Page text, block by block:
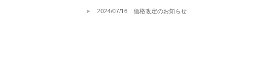
2024/07/16 価格改定のお知らせ